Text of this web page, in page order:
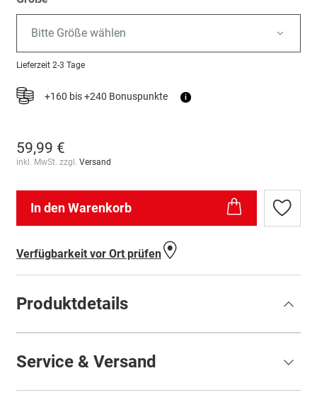
Bitte Größe wählen
Lieferzeit 2-3 Tage
+160 bis +240 Bonuspunkte i
59,99 €
inkl. MwSt. zzgl. Versand
In den Warenkorb
Zur
Verfügbarkeit vor Ort prüfen
Produktdetails
Service & Versand